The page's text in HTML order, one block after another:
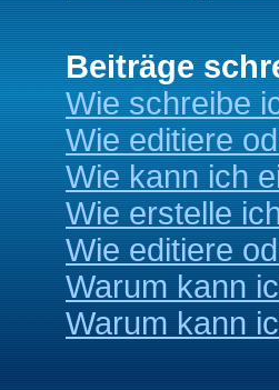
Beiträge
Wie schreibe
Wie editiere
Wie kann ich
Wie erstelle
Wie editiere
Warum kann
Warum kann